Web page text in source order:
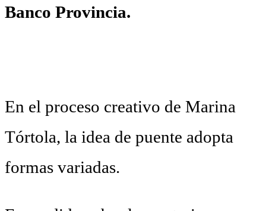
Banco Provincia.
En el proceso creativo de Marina
Tórtola, la idea de puente adopta
formas variadas.